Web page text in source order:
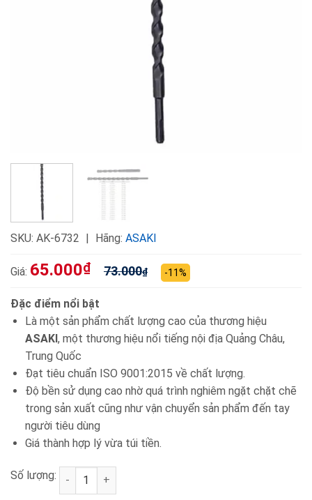
SKU: AK-6732 Hãng: ASAKI
Giá: 65.000₫ 73.000₫ -11%
Đặc điểm nổi bật
Là một sản phẩm chất lượng cao của thương hiệu
ASAKI, một thương hiệu nổi tiếng nội địa Quảng Châu,
Trung Quốc
Đạt tiêu chuẩn ISO 9001:2015 về chất lượng.
Độ bền sử dụng cao nhờ quá trình nghiêm ngặt chặt chẽ
trong sản xuất cũng như vận chuyển sản phẩm đến tay
người tiêu dùng
Giá thành hợp lý vừa túi tiền.
Số lượng: Mũi khoan bê tông đuôi gài hợp kim carbide 14 x